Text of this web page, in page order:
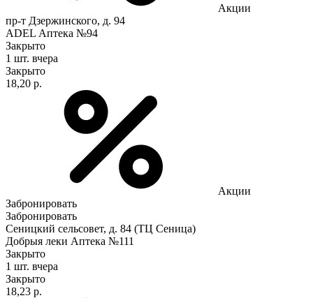
Акции
пр-т Дзержинского, д. 94
ADEL Аптека №94
Закрыто
1 шт. вчера
Закрыто
18,20 р.
Акции
Забронировать
Забронировать
Сеницкий сельсовет, д. 84 (ТЦ Сеница)
Добрыя леки Аптека №111
Закрыто
1 шт. вчера
Закрыто
18,23 р.